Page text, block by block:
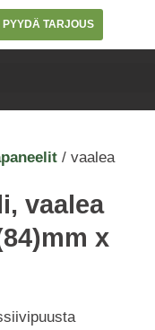
PYYDÄ TARJOUS
/ vaalea
vaalea
x